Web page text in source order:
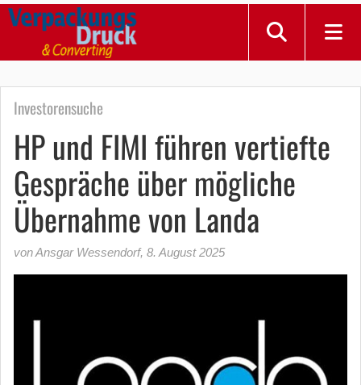
Investorensuche
HP und FIMI führen vertiefte
Gespräche über mögliche
Übernahme von Landa
von Ansgar Wessendorf, 8. August 2025